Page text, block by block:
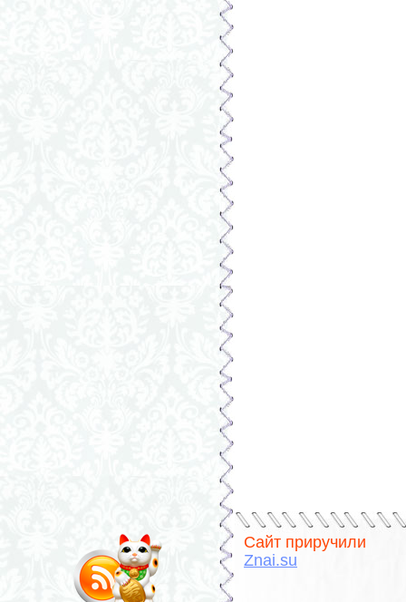
Сайт приручили
Znai.su